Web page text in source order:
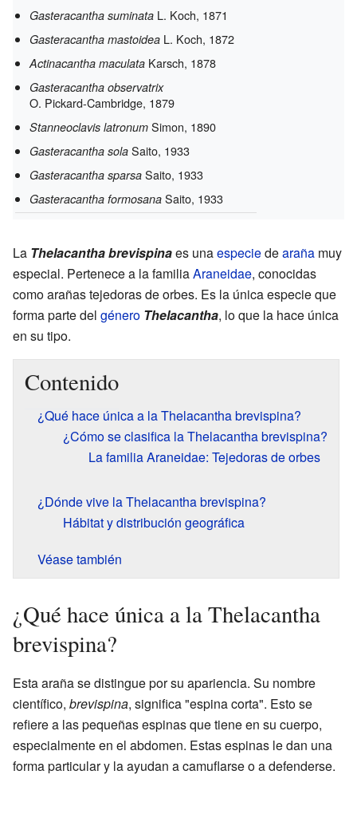
Gasteracantha suminataL. Koch, 1871
Gasteracantha mastoideaL. Koch, 1872
Actinacantha maculataKarsch, 1878
Gasteracantha observatrix
O. Pickard-Cambridge, 1879
Stanneoclavis latronumSimon, 1890
Gasteracantha solaSaito, 1933
Gasteracantha sparsaSaito, 1933
Gasteracantha formosanaSaito, 1933
La Thelacantha brevispinaes unaespeciedearaña muy
especial. Pertenece a la familiaAraneidae, conocidas
como arañas tejedoras de orbes. Es la única especie que
forma parte del género Thelacantha, lo que la hace única
en su tipo.
Contenido
¿Qué hace única a la Thelacantha brevispina?
¿Cómo se clasifica la Thelacantha brevispina?
La familia Araneidae: Tejedoras de orbes
¿Dónde vive la Thelacantha brevispina?
Hábitat y distribución geográfica
Véase también
¿Qué hace única a la Thelacantha
brevispina?
Esta araña se distingue por su apariencia. Su nombre
científico, brevispina, significa "espina corta". Esto se
refiere a las pequeñas espinas que tiene en su cuerpo,
especialmente en el abdomen. Estas espinas le dan una
forma particular y la ayudan a camuflarse o a defenderse.